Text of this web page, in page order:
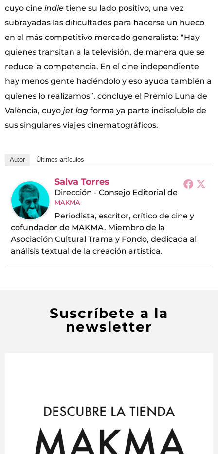
cuyo cine indie tiene su lado positivo, una vez
subrayadas las dificultades para hacerse un hueco
en el más competitivo mercado generalista: “Hay
quienes transitan a la televisión, de manera que se
reduce la competencia. En el cine independiente
hay menos gente haciéndolo y eso ayuda también a
quienes lo realizamos”, concluye el Premio Luna de
València, cuyo jet lag forma ya parte indisoluble de
sus singulares viajes cinematográficos.
Autor Últimos artículos
Salva Torres
Dirección - Consejo Editorial de
MAKMA
Periodista, escritor, crítico de cine y
cofundador de MAKMA. Miembro de la
Asociación Cultural Trama y Fondo, dedicada al
análisis textual de la creación artística.
Suscríbete a la
newsletter